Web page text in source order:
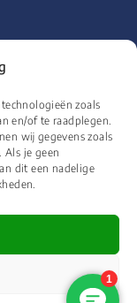
zoals
en/of te raadplegen.
wij gegevens zoals
Als je geen
dit een nadelige
Wooms